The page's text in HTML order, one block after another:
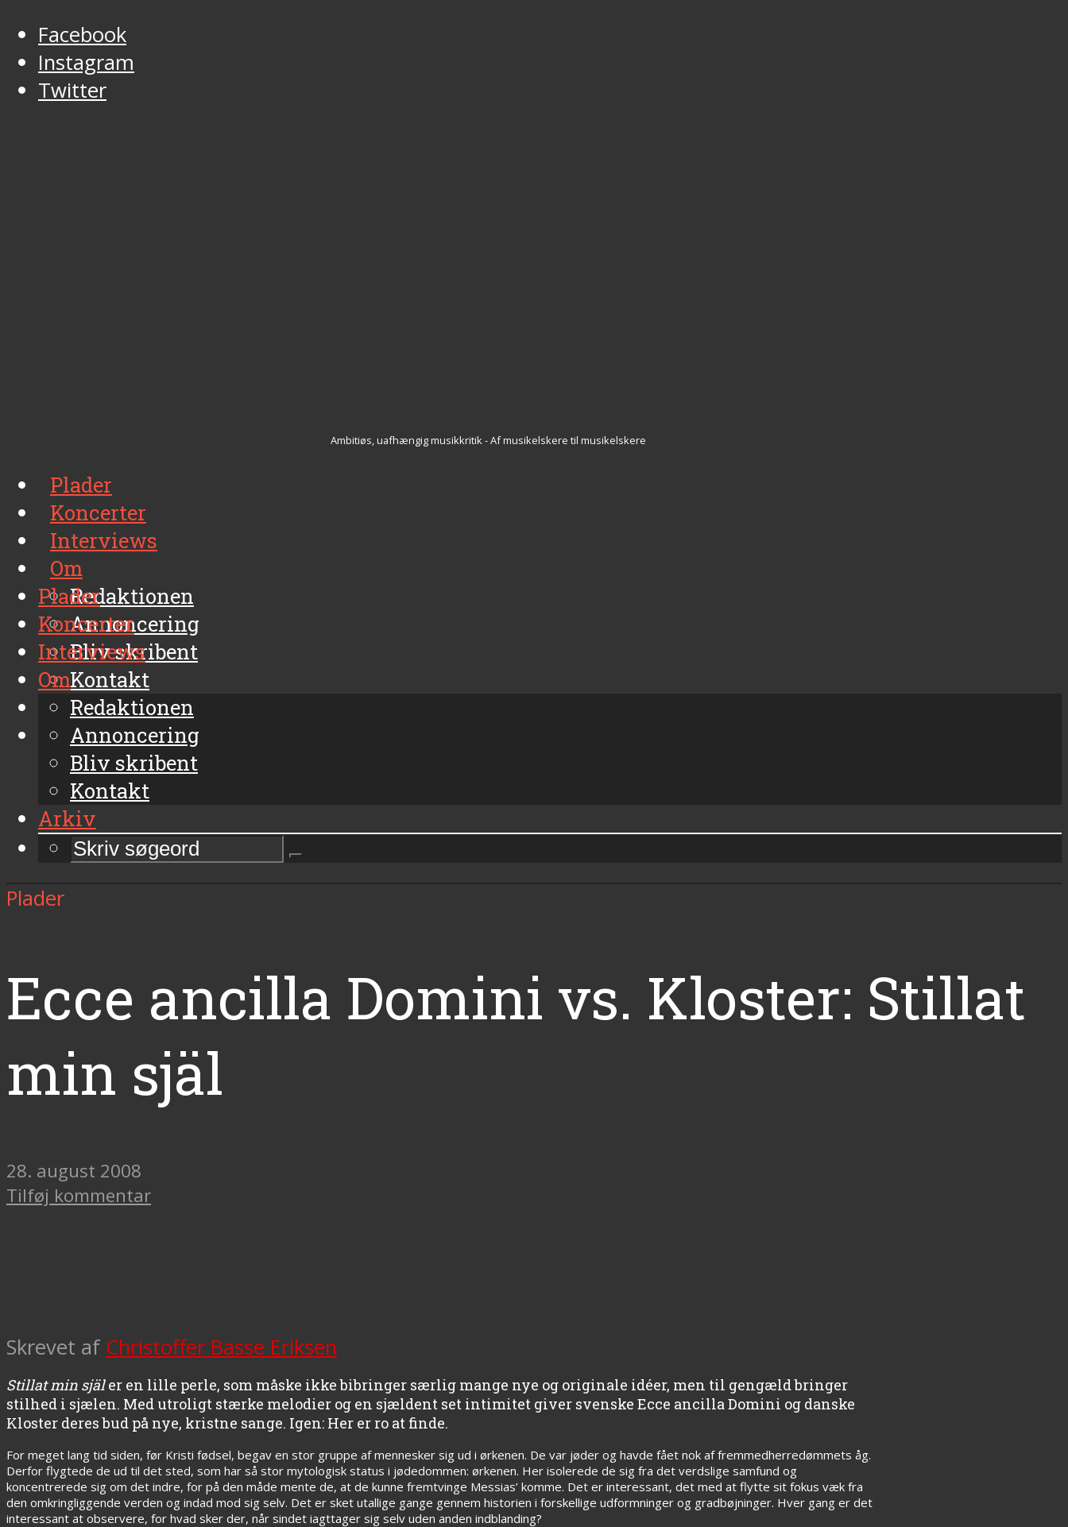
Facebook
Instagram
Twitter
Ambitiøs, uafhængig musikkritik - Af musikelskere til musikelskere
Plader
Koncerter
Interviews
Om
Redaktionen
Annoncering
Bliv skribent
Kontakt
Arkiv
Plader
Koncerter
Interviews
Om
Redaktionen
Annoncering
Bliv skribent
Kontakt
Arkiv
Plader
Ecce ancilla Domini vs. Kloster: Stillat
min själ
28. august 2008
Tilføj kommentar
Skrevet af Christoffer Basse Eriksen
Stillat min själer en lille perle, som måske ikke bibringer særlig mange nye og originale idéer, men til gengæld bringer
stilhed i sjælen. Med utroligt stærke melodier og en sjældent set intimitet giver svenske Ecce ancilla Domini og danske
Kloster deres bud på nye, kristne sange. Igen: Her er ro at finde.
For meget lang tid siden, før Kristi fødsel, begav en stor gruppe af mennesker sig ud i ørkenen. De var jøder og havde fået nok af fremmedherredømmets åg.
Derfor flygtede de ud til det sted, som har så stor mytologisk status i jødedommen: ørkenen. Her isolerede de sig fra det verdslige samfund og
koncentrerede sig om det indre, for på den måde mente de, at de kunne fremtvinge Messias’ komme. Det er interessant, det med at flytte sit fokus væk fra
den omkringliggende verden og indad mod sig selv. Det er sket utallige gange gennem historien i forskellige udformninger og gradbøjninger. Hver gang er det
interessant at observere, for hvad sker der, når sindet iagttager sig selv uden anden indblanding?